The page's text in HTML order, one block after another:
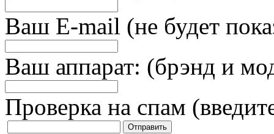
Ваш E-mail (не будет
Ваш аппарат: (брэнд и
Проверка на спам